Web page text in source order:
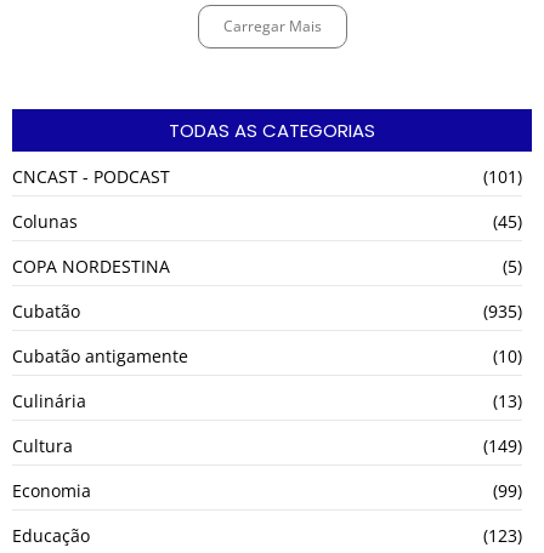
Carregar Mais
TODAS AS CATEGORIAS
CNCAST - PODCAST
(101)
Colunas
(45)
COPA NORDESTINA
(5)
Cubatão
(935)
Cubatão antigamente
(10)
Culinária
(13)
Cultura
(149)
Economia
(99)
Educação
(123)